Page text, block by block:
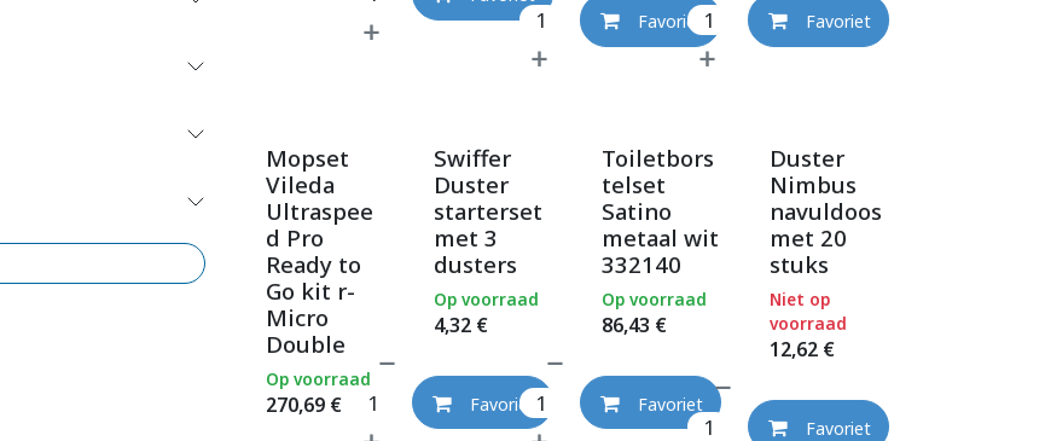
Favoriet Favoriet
Mopset
Vileda
Ultraspee
d Pro
Ready to
Go kit r-
Micro
Double
270,69 €
Op voorraad
Swiffer
Duster
starterset
met 3
dusters
4,32€
Op voorraad
Favoriet
Toiletbors
telset
Satino
metaal wit
332140
86,43 €
Op voorraad
Favoriet
Duster
Nimbus
navuldoos
met 20
stuks
12,62€
Niet op
voorraad
Favoriet